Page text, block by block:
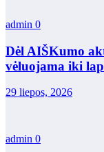
admin 0
Dėl AIŠKumo
vėluojama iki
29 liepos, 2026
admin 0